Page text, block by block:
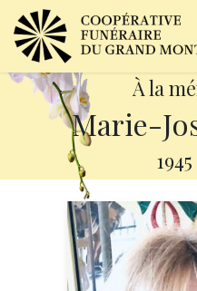
À la
Marie-
1945